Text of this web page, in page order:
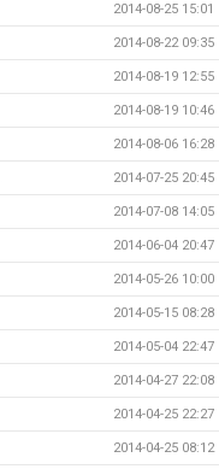
2014-08-25 15:01
2014-08-22 09:35
2014-08-19 12:55
2014-08-19 10:46
2014-08-06 16:28
2014-07-25 20:45
2014-07-08 14:05
2014-06-04 20:47
2014-05-26 10:00
2014-05-15 08:28
2014-05-04 22:47
2014-04-27 22:08
2014-04-25 22:27
2014-04-25 08:12